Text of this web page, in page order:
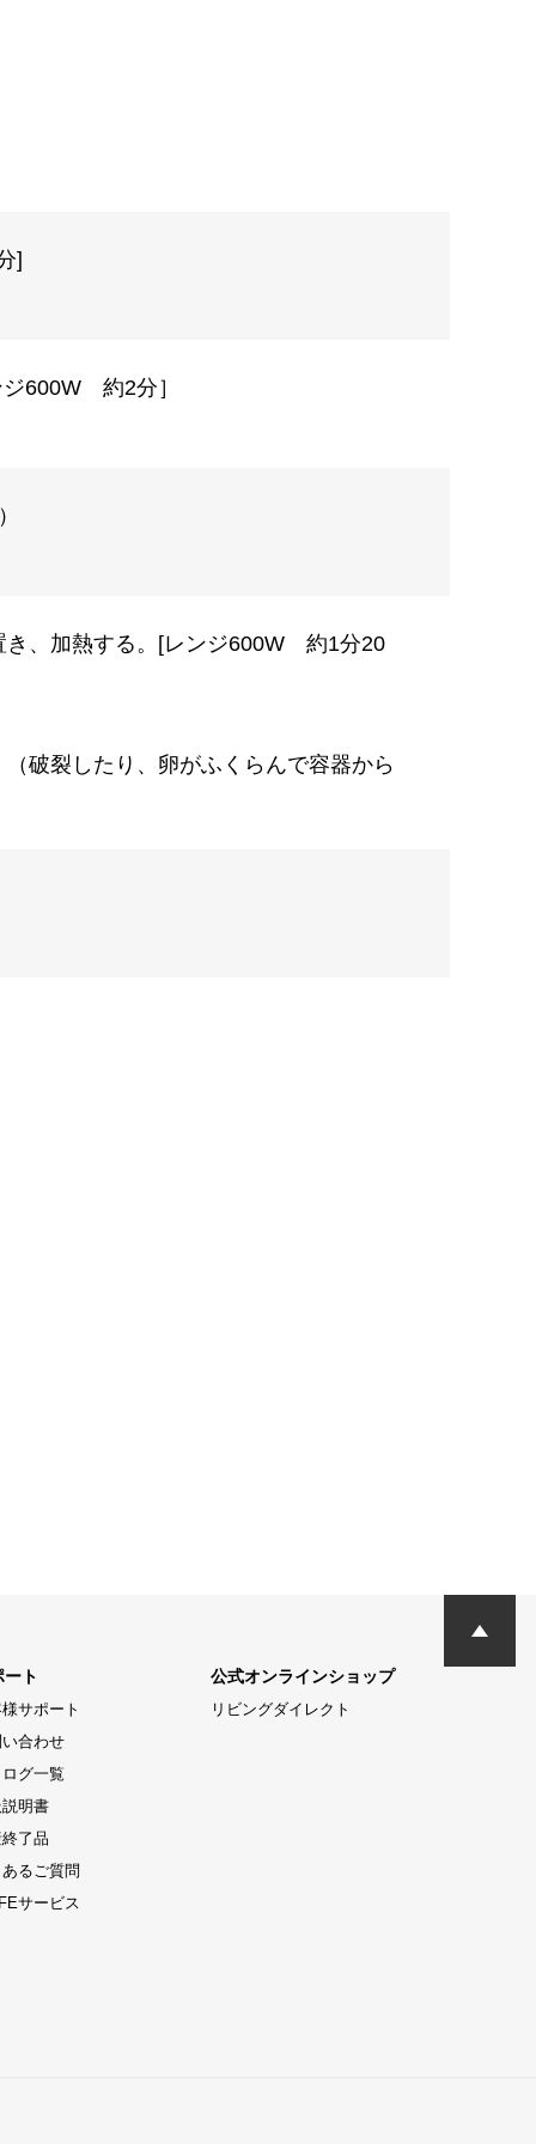
]
600W 約2分］
き、加熱する。[レンジ600W 約1分20
破裂したり、卵がふくらんで容器から
ート
サポート
合わせ
グ一覧
明書
了品
るご質問
サービス
公式オンラインショップ
リビングダイレクト